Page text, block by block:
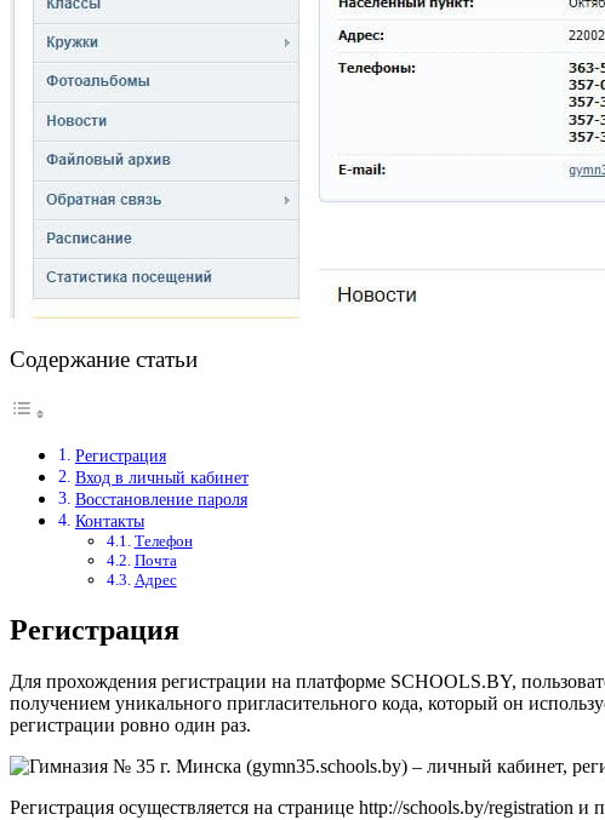
Содержание статьи
Регистрация
Вход в личный кабинет
Восстановление пароля
Контакты
Телефон
Почта
Адрес
Регистрация
Для прохождения регистрации на платформе SCHOOLS.BY,
получением уникального пригласительного кода, который он
регистрации ровно один раз.
Регистрация осуществляется на странице http://schools.by/registration и